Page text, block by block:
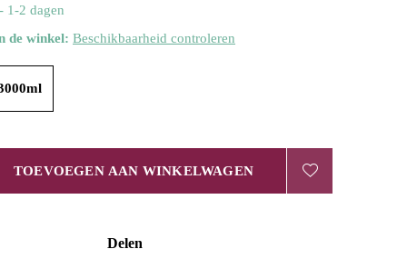
- 1-2 dagen
de winkel: Beschikbaarheid controleren
TOEVOEGEN AAN WINKELWAGEN
Delen